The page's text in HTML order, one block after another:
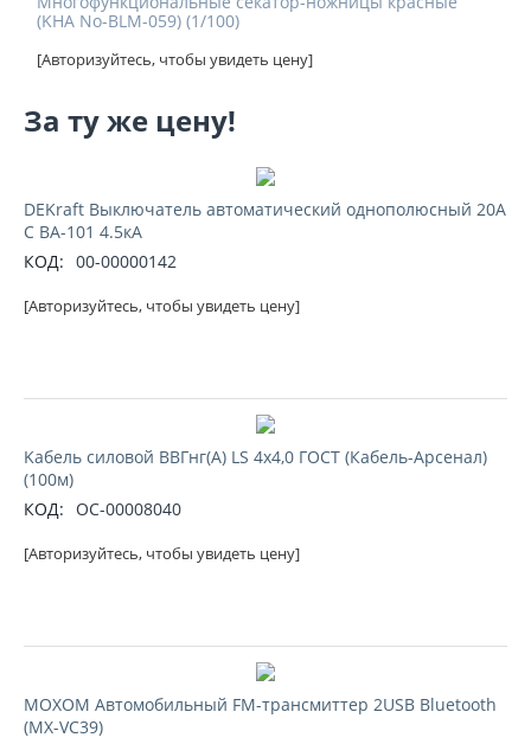
(KHA No-BLM-059) (1/100)
[Авторизуйтесь, чтобы увидеть цену]
За ту же цену!
DEKraft Выключатель автоматический однополюсный 20А
С ВА-101 4.5кА
КОД: 00-00000142
[Авторизуйтесь, чтобы увидеть цену]
Kабель силовой ВВГнг(А) LS 4х4,0 ГОСТ (Кабель-Арсенал)
(100м)
КОД:
ОС-00008040
[Авторизуйтесь, чтобы увидеть цену]
MOXOM Автомобильный FM-трансмиттер 2USB Bluetooth
(MX-VC39)